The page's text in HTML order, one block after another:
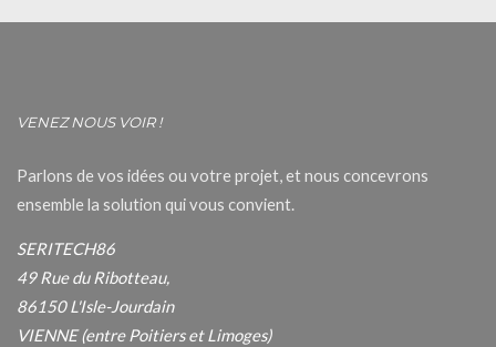
VENEZ NOUS VOIR !
Parlons de vos idées ou votre projet, et nous concevrons
ensemble la solution qui vous convient.
SERITECH86
49 Rue du Ribotteau,
86150 L'Isle-Jourdain
VIENNE (entre Poitiers et Limoges)